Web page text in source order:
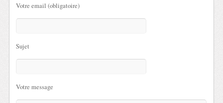
Votre email (obligatoire)
Sujet
Votre message